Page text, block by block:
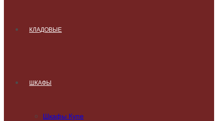
КЛАДОВЫЕ
ШКАФЫ
Шкафы Купе